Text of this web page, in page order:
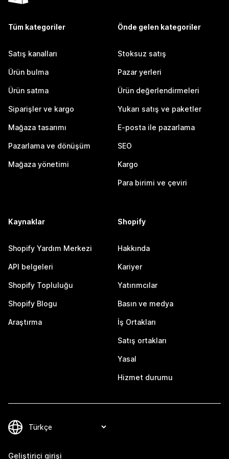
Tüm kategoriler
Satış kanalları
Ürün bulma
Ürün satma
Siparişler ve kargo
Mağaza tasarımı
Pazarlama ve dönüşüm
Mağaza yönetimi
Önde gelen kategoriler
Stoksuz satış
Pazar yerleri
Ürün değerlendirmeleri
Yukarı satış ve paketler
E-posta ile pazarlama
SEO
Kargo
Para birimi ve çeviri
Kaynaklar
Shopify Yardım Merkezi
API belgeleri
Shopify Topluluğu
Shopify Blogu
Araştırma
Shopify
Hakkında
Kariyer
Yatırımcılar
Basın ve medya
İş Ortakları
Satış ortakları
Yasal
Hizmet durumu
Geliştirici girişi